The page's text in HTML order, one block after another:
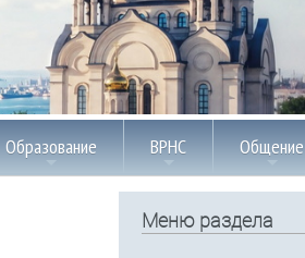
Образование ВРНС Общение
Меню раздела